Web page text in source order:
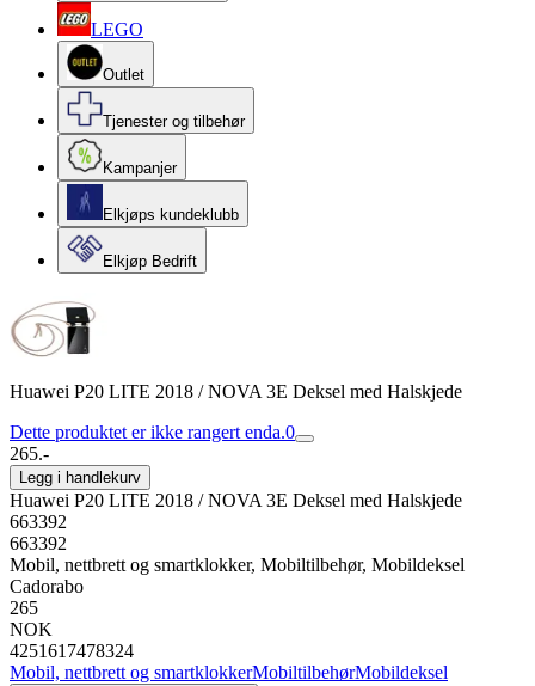
LEGO
Outlet
Tjenester og tilbehør
Kampanjer
Elkjøps kundeklubb
Elkjøp Bedrift
Huawei P20 LITE 2018 / NOVA 3E Deksel med Halskjede
Dette produktet er ikke rangert enda.0
265.-
Legg i handlekurv
Huawei P20 LITE 2018 / NOVA 3E Deksel med Halskjede
663392
663392
Mobil, nettbrett og smartklokker, Mobiltilbehør, Mobildeksel
Cadorabo
265
NOK
4251617478324
Mobil, nettbrett og smartklokkerMobiltilbehørMobildeksel